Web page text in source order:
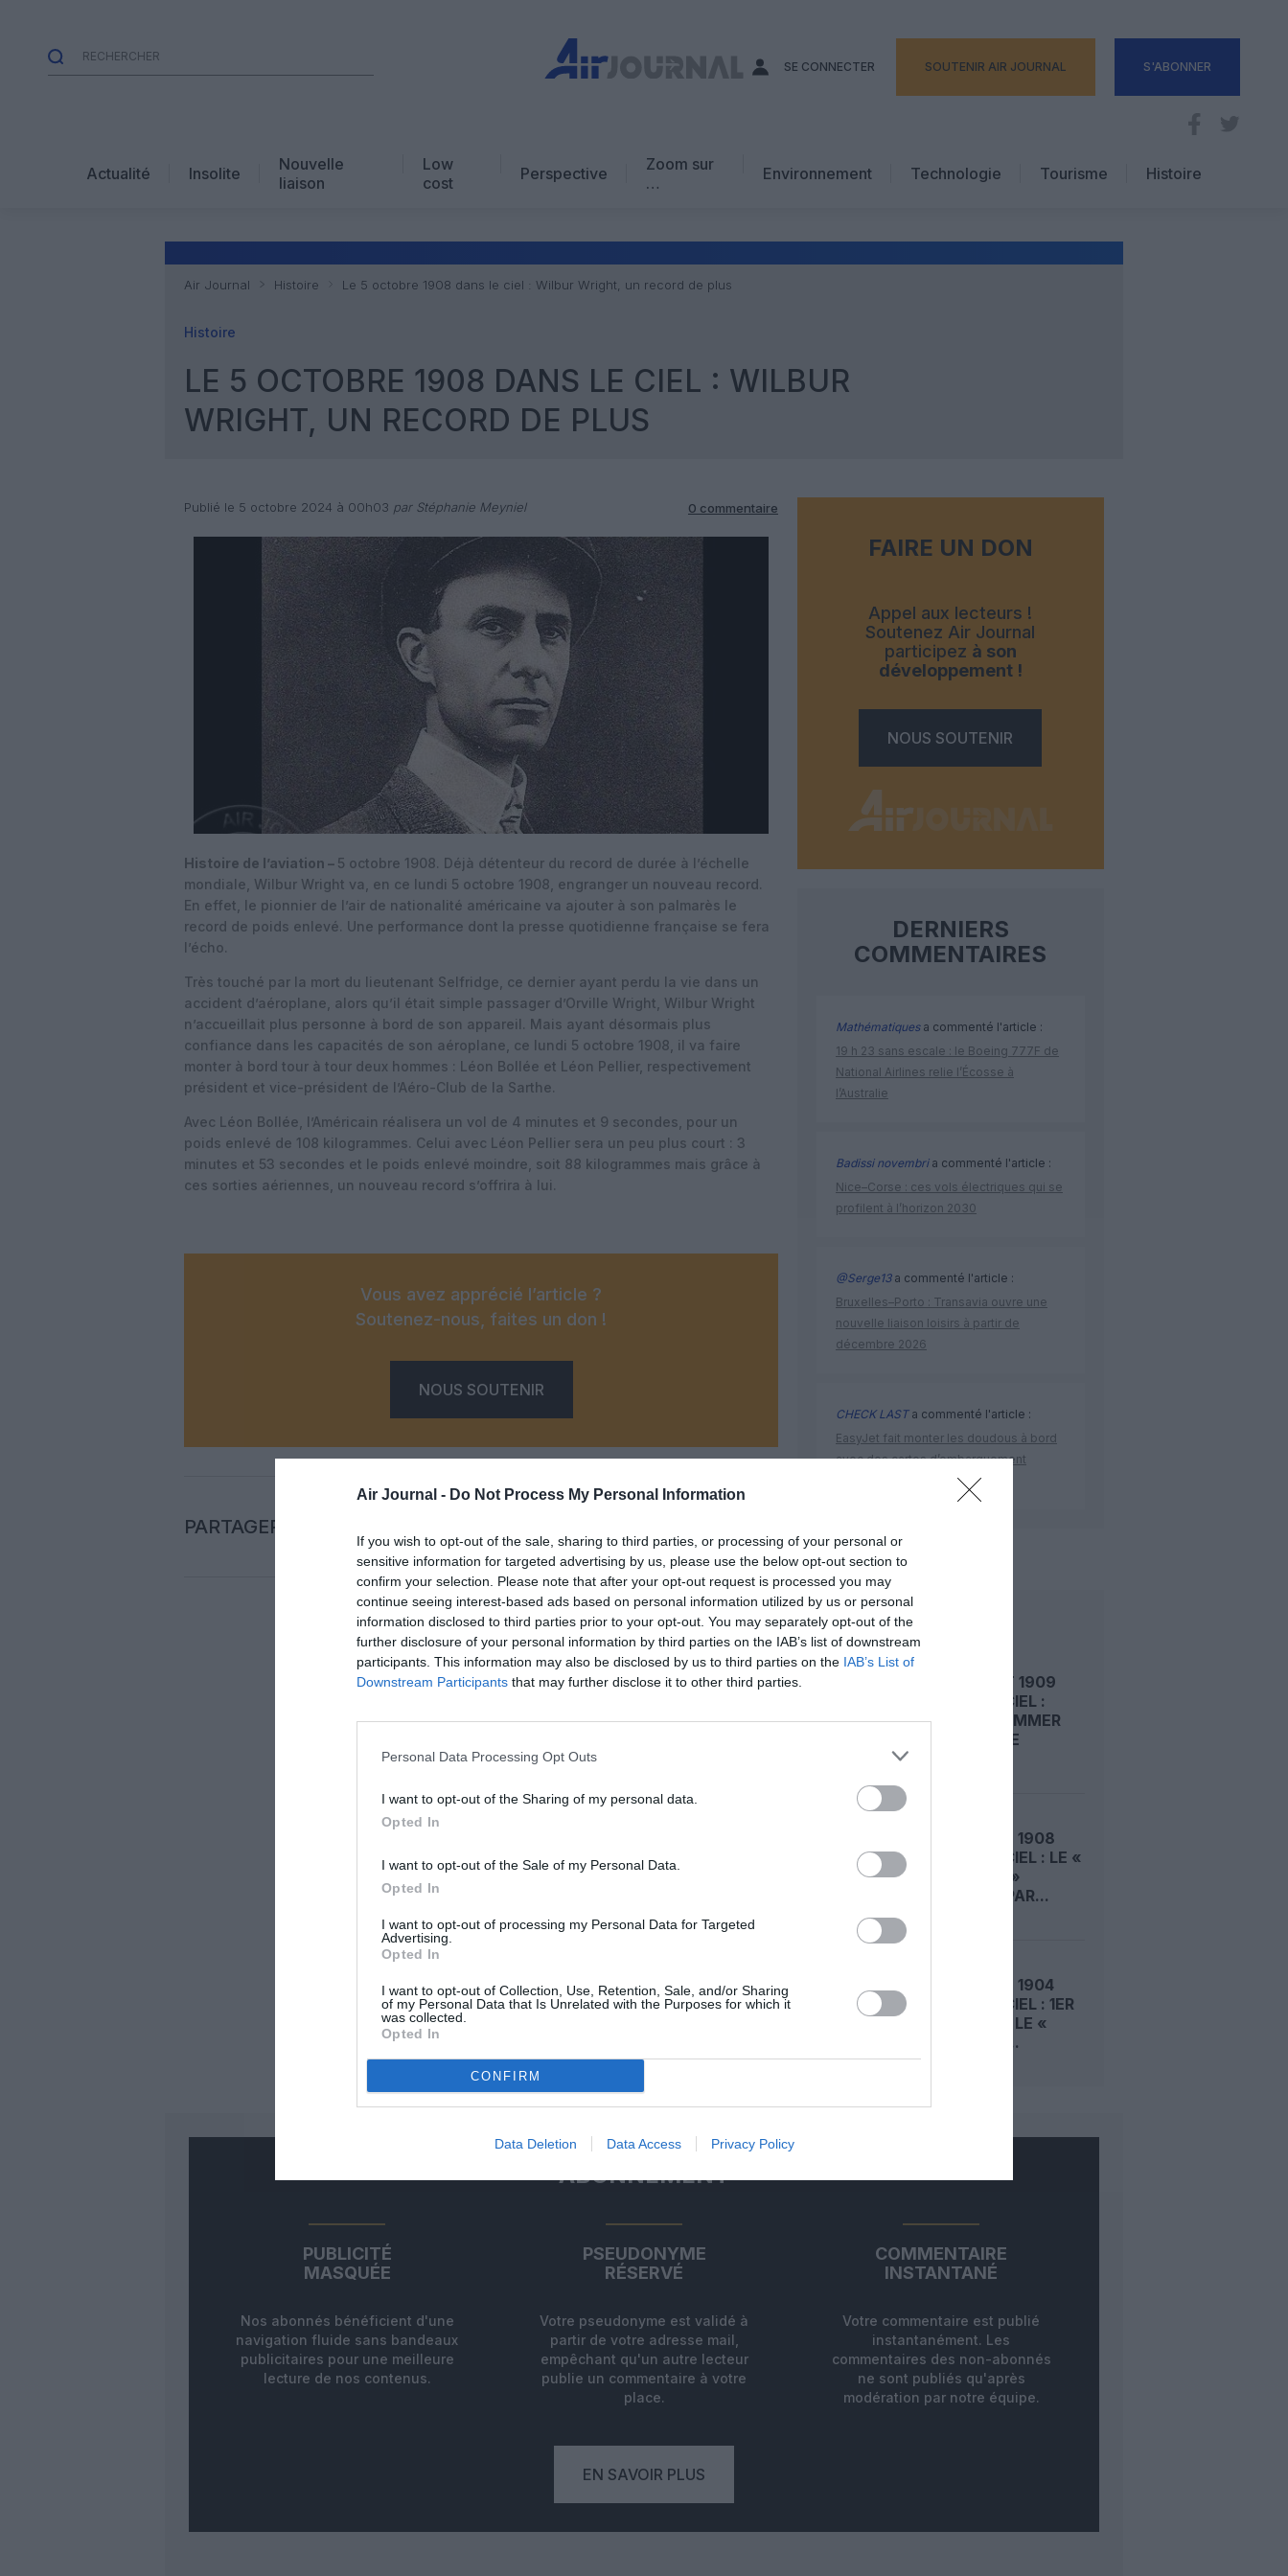
Air Journal - Do Not Process My Personal Information
If you wish to opt-out of the sale, sharing to third parties, or processing of your personal or
sensitive information for targeted advertising by us, please use the below opt-out section to
confirm your selection. Please note that after your opt-out request is processed you may
continue seeing interest-based ads based on personal information utilized by us or personal
information disclosed to third parties prior to your opt-out. You may separately opt-out of the
further disclosure of your personal information by third parties on the IAB’s list of downstream
participants. This information may also be disclosed by us to third parties on the IAB’s List of
Downstream Participants that may further disclose it to other third parties.
Personal Data Processing Opt Outs
I want to opt-out of the Sharing of my personal data.
Opted In
I want to opt-out of the Sale of my Personal Data.
Opted In
I want to opt-out of processing my Personal Data for Targeted
Advertising.
Opted In
I want to opt-out of Collection, Use, Retention, Sale, and/or Sharing
of my Personal Data that Is Unrelated with the Purposes for which it
was collected.
Opted In
CONFIRM
Data Deletion Data Access Privacy Policy
SE CONNECTER SOUTENIR AIR JOURNAL S'ABONNER
Actualité Insolite
Nouvelle
liaison
Low
cost
Perspective
Zoom sur
…
Avis d’expert
Environnement Technologie
Tourisme
Hôtellerie
Histoire
Air Journal Histoire Le 5 octobre 1908 dans le ciel : Wilbur Wright, un record de plus
Histoire
LE 5 OCTOBRE 1908 DANS LE CIEL : WILBUR
WRIGHT, UN RECORD DE PLUS
Publié le 5 octobre 2024 à 00h03 par Stéphanie Meyniel 0 commentaire
Histoire de l’aviation – 5 octobre 1908. Déjà détenteur du record de durée à l’échelle
mondiale, Wilbur Wright va, en ce lundi 5 octobre 1908, engranger un nouveau record.
En effet, le pionnier de l’air de nationalité américaine va ajouter à son palmarès le
record de poids enlevé. Une performance dont la presse quotidienne française se fera
l’écho.
Très touché par la mort du lieutenant Selfridge, ce dernier ayant perdu la vie dans un
accident d’aéroplane, alors qu’il était simple passager d’Orville Wright, Wilbur Wright
n’accueillait plus personne à bord de son appareil. Mais ayant désormais plus
confiance dans les capacités de son aéroplane, ce lundi 5 octobre 1908, il va faire
monter à bord tour à tour deux hommes : Léon Bollée et Léon Pellier, respectivement
président et vice-président de l’Aéro-Club de la Sarthe.
Avec Léon Bollée, l’Américain réalisera un vol de 4 minutes et 9 secondes, pour un
poids enlevé de 108 kilogrammes. Celui avec Léon Pellier sera un peu plus court : 3
minutes et 53 secondes et le poids enlevé moindre, soit 88 kilogrammes mais grâce à
ces sorties aériennes, un nouveau record s’offrira à lui.
Vous avez apprécié l’article ?
Soutenez-nous, faites un don !
NOUS SOUTENIR
PARTAGER L'ARTICLE
FacebookTwitterPinterestLinkedInEmail Print
Aucun commentaire !
FAIRE UN DON
Appel aux lecteurs !
Soutenez Air Journal
participez à son
développement !
NOUS SOUTENIR
DERNIERS
COMMENTAIRES
Mathématiquesa commenté l'article :
19 h 23 sans escale : le Boeing 777F de
National Airlines relie l’Écosse à
l’Australie
Badissi novembria commenté l'article :
Nice–Corse : ces vols électriques qui se
profilent à l’horizon 2030
@Serge13a commenté l'article :
Bruxelles–Porto : Transavia ouvre une
nouvelle liaison loisirs à partir de
décembre 2026
CHECK LASTa commenté l'article :
EasyJet fait monter les doudous à bord
avec des cartes d’embarquement
histoire de l'aviation
LIRE AUSSI
LE 6 AOÛT 1909
DANS LE CIEL :
ROGER SOMMER
PERMET LE
LE 5 AOÛT 1908
DANS LE CIEL : LE «
ZEPPELIN »
DÉTRUIT PAR...
LE 4 AOÛT 1904
DANS LE CIEL : 1ER
VOL POUR LE «
LEBAUDY...
ABONNEMENT
PUBLICITÉ
MASQUÉE
Nos abonnés bénéficient d'une
navigation fluide sans bandeaux
publicitaires pour une meilleure
lecture de nos contenus.
PSEUDONYME
RÉSERVÉ
Votre pseudonyme est validé à
partir de votre adresse mail,
empêchant qu'un autre lecteur
publie un commentaire à votre
place.
COMMENTAIRE
INSTANTANÉ
Votre commentaire est publié
instantanément. Les
commentaires des non-abonnés
ne sont publiés qu'après
modération par notre équipe.
EN SAVOIR PLUS